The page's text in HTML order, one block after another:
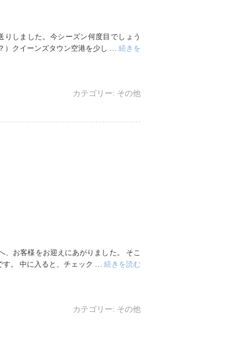
しました。今シーズン何度目でしょう
）クイーンズタウン空港を少し … 続きを
カテゴリー: その他
、お客様をお迎えにあがりました。 そこ
す。 中に入ると、チェック … 続きを読む
カテゴリー: その他